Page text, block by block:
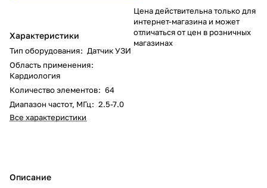
Характеристики
Тип оборудования: Датчик УЗИ
Область применения:
Кардиология
Количество элементов: 64
Диапазон частот, МГц: 2.5-7.0
Все характеристики
Описание
Цена действительна только для
интернет-магазина и может
отличаться от цен в розничных
магазинах